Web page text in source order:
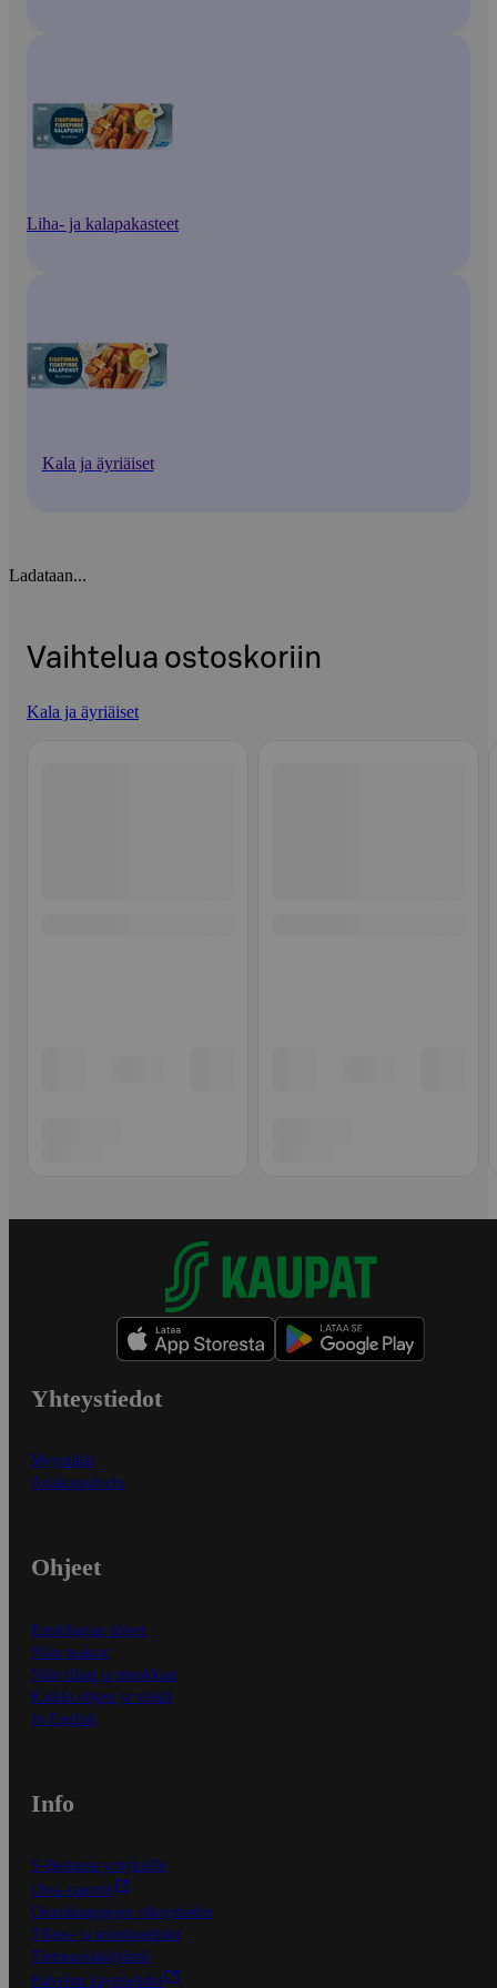
Liha- ja kalapakasteet
Kala ja äyriäiset
Ladataan...
Vaihtelua ostoskoriin
Kala ja äyriäiset
Yhteystiedot
Myymälät
Asiakaspalvelu
Ohjeet
Ensitilaajan ohjeet
Näin maksat
Näin tilaat ja muokkaat
Kaikki ohjeet ja vinkit
In English
Info
S-Business yrityksille
Oiva-raportit
Osuuskauppojen yhteystiedot
Tilaus- ja toimitusehdot
Tietosuojakäytäntö
Palvelun käyttöehdot